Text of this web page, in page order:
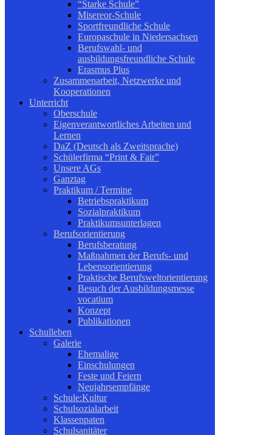
“Starke Schule”
Misereor-Schule
Sportfreundliche Schule
Europaschule in Niedersachsen
Berufswahl- und
ausbildungsfreundliche Schule
Erasmus Plus
Zusammenarbeit, Netzwerke und
Kooperationen
Unterricht
Oberschule
Eigenverantwortliches Arbeiten und
Lernen
DaZ (Deutsch als Zweitsprache)
Schülerfirma “Print & Fair”
Unsere AGs
Ganztag
Praktikum / Termine
Betriebspraktikum
Sozialpraktikum
Praktikumsunterlagen
Berufsorientierung
Berufsberatung
Maßnahmen der Berufs- und
Lebensorientierung
Praktische Berufsweltorientierung
Besuch der Ausbildungsmesse
vocatium
Konzept
Publikationen
Schulleben
Galerie
Ehemalige
Einschulungen
Feste und Feiern
Neujahrsempfänge
Schule:Kultur
Schulsozialarbeit
Klassenpaten
Schulsanitäter